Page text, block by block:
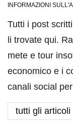
INFORMAZIONI
Tutti i post
li trovate qui.
mete e tour
economico e i
canali social
tutti gli articoli